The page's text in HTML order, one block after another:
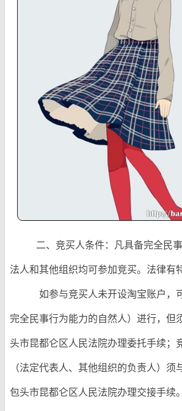
二、竞买人条件：凡具备完全民
法人和其他组织均可参加竞买。法律有
如参与竞买人未开设淘宝账户，
完全民事行为能力的自然人）进行，但
头市昆都仑区人民法院办理委托手续；
（法定代表人、其他组织的负责人）须
包头市昆都仑区人民法院办理交接手续